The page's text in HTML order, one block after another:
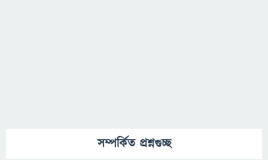
সম্পর্কিত প্রশ্নগুচ্ছ